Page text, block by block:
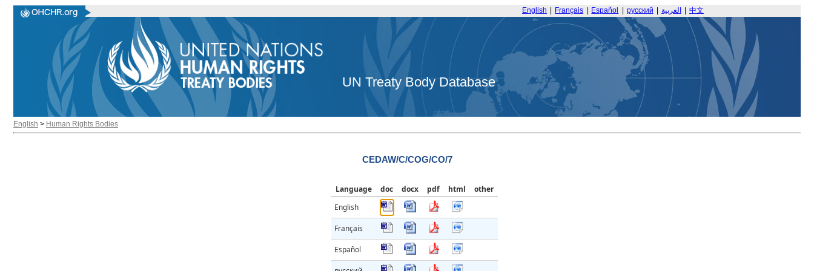
English Français Español русский العربية 中文
UN Treaty Body Database
English > Human Rights Bodies
CEDAW/C/COG/CO/7
Language doc docx pdf html
other
English
Français
Español